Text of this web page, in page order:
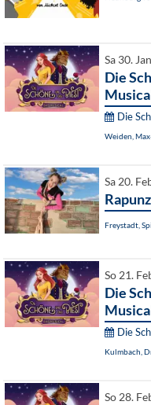
Sa 30.
Die
Die
Weiden,
Sa 20.
Freystadt,
So 21.
Die
Die
Kulmbach,
So 28.